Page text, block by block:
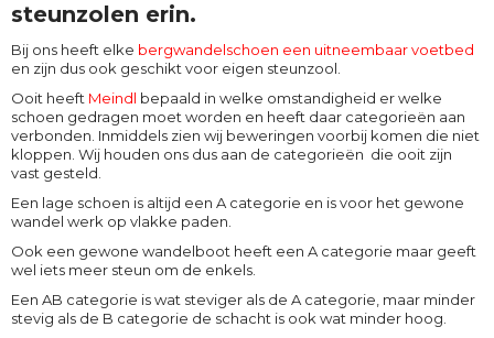
steunzolen erin.
Bij ons heeft elke bergwandelschoen een uitneembaar voetbed
en zijn dus ook geschikt voor eigen steunzool.
Ooit heeft Meindl bepaald in welke omstandigheid er welke
schoen gedragen moet worden en heeft daar categorieën aan
verbonden. Inmiddels zien wij beweringen voorbij komen die niet
kloppen. Wij houden ons dus aan de categorieën die ooit zijn
vast gesteld.
Een lage schoen is altijd een A categorie en is voor het gewone
wandel werk op vlakke paden.
Ook een gewone wandelboot heeft een A categorie maar geeft
wel iets meer steun om de enkels.
Een AB categorie is wat steviger als de A categorie, maar minder
stevig als de B categorie de schacht is ook wat minder hoog.